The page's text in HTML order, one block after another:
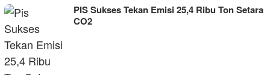
PIS Sukses Tekan Emisi 25,4 Ribu Ton Setara
CO2